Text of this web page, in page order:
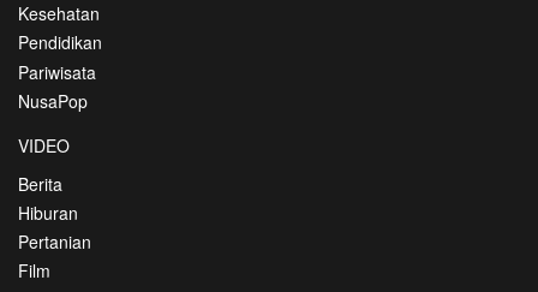
Kesehatan
Pendidikan
Pariwisata
NusaPop
VIDEO
Berita
Hiburan
Pertanian
Film